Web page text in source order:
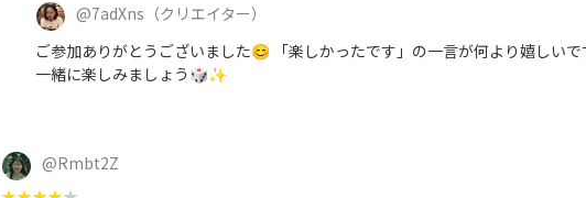
@7adXns （クリエイター）
ご参加ありがとうございました😊 「楽しかったです」の一言が何より嬉しいで
一緒に楽しみましょう🎲✨
@Rmbt2Z